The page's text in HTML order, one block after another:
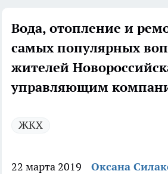
Вода, отопление и
самых популярных
жителей
управляющим
ЖКХ
22 марта 2019 Оксана